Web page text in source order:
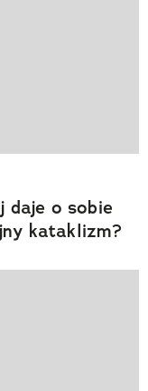
daje o sobie
kataklizm?